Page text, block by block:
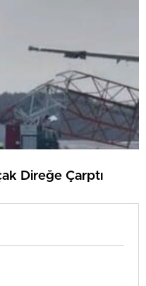
Direğe Çarptı